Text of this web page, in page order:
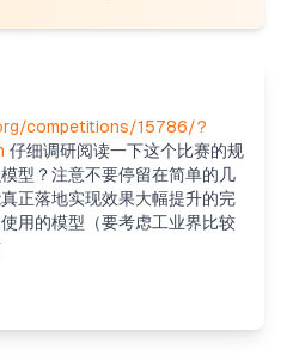
competitions/15786/?
仔细调研阅读一下这个比赛的规
型？注意不要停留在简单的几
正落地实现效果大幅提升的完
用的模型（要考虑工业界比较